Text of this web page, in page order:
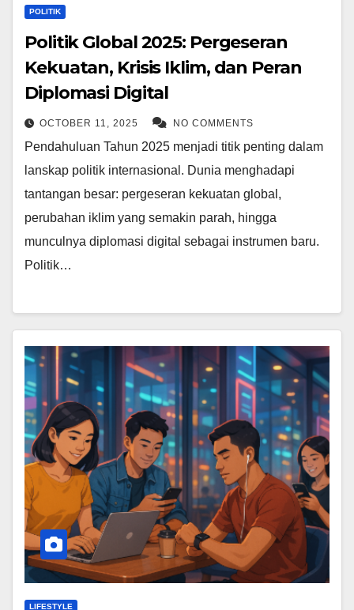
POLITIK
Politik Global 2025: Pergeseran
Kekuatan, Krisis Iklim, dan Peran
Diplomasi Digital
OCTOBER 11, 2025 NO COMMENTS
Pendahuluan Tahun 2025 menjadi titik penting dalam
lanskap politik internasional. Dunia menghadapi
tantangan besar: pergeseran kekuatan global,
perubahan iklim yang semakin parah, hingga
munculnya diplomasi digital sebagai instrumen baru.
Politik…
LIFESTYLE